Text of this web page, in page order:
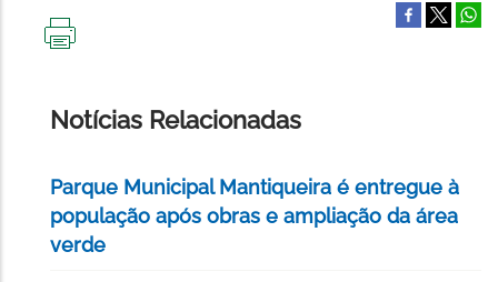
Notícias Relacionadas
Parque Municipal Mantiqueira é entregue à
população após obras e ampliação da área
verde